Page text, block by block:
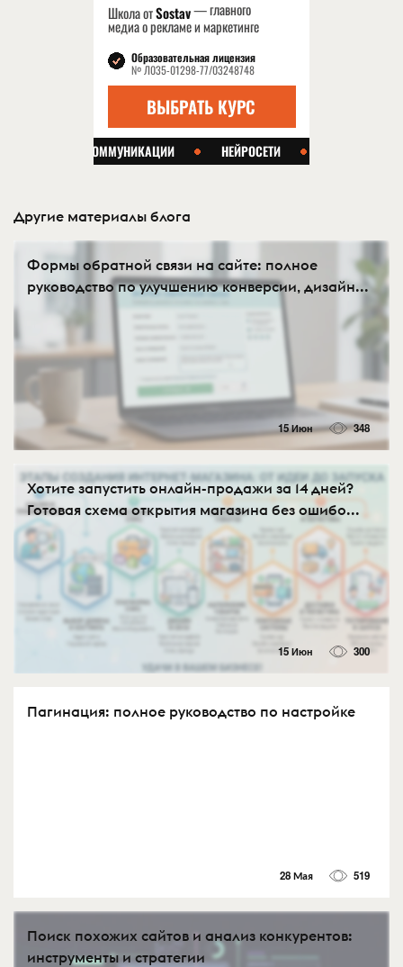
Другие материалы блога
Формы обратной связи на сайте: полное
руководство по улучшению конверсии, дизайн...
15 Июн 348
Хотите запустить онлайн-продажи за 14 дней?
Готовая схема открытия магазина без ошибо...
15 Июн 300
Пагинация: полное руководство по настройке
28 Мая 519
Поиск похожих сайтов и анализ конкурентов:
инструменты и стратегии